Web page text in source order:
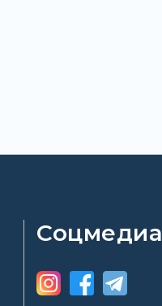
Соцмедиа